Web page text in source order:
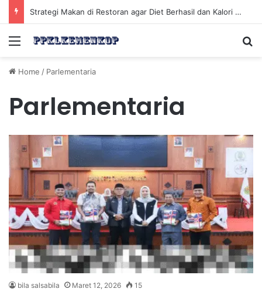
Strategi Makan di Restoran agar Diet Berhasil dan Kalori Tetap Terkontrol
Menu
Home / Parlementaria
Parlementaria
bila salsabila Maret 12, 2026 15